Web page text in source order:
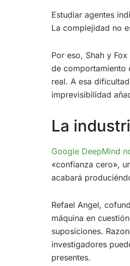
Estudiar agentes
La complejidad no
Por eso, Shah y
de comportamiento
real. A esa
imprevisibilidad
La
Google DeepMind
«confianza cero»,
acabará
Refael Angel,
máquina en
suposiciones.
investigadores
presentes.